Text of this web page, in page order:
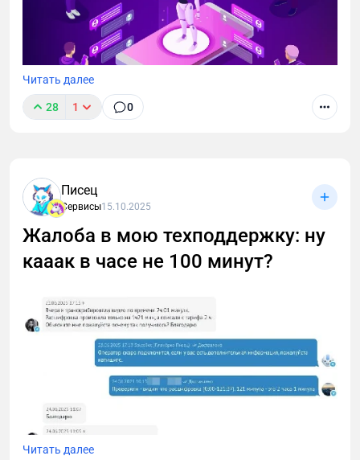
Читать далее
28 1 0
Писец
Сервисы15.10.2025
Жалоба в мою техподдержку: ну
кааак в часе не 100 минут?
Читать далее